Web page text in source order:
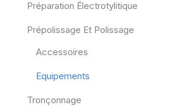
Préparation Électrotylitique
Prépolissage Et Polissage
Accessoires
Equipements
Tronçonnage